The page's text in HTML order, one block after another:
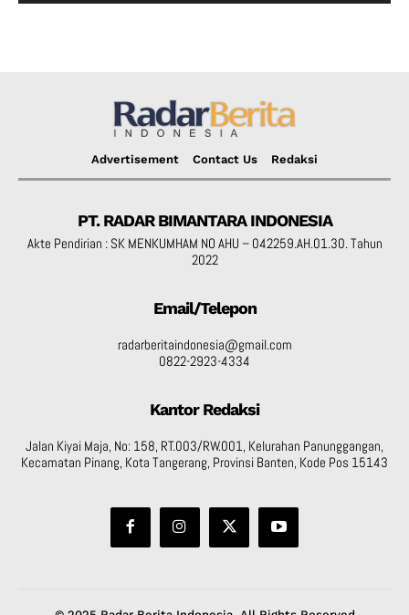
Advertisement Contact Us Redaksi
PT. RADAR BIMANTARA INDONESIA
Akte Pendirian : SK MENKUMHAM NO AHU – 042259.AH.01.30. Tahun
2022
Email/Telepon
radarberitaindonesia@gmail.com
0822-2923-4334
Kantor Redaksi
Jalan Kiyai Maja, No: 158, RT.003/RW.001, Kelurahan Panunggangan,
Kecamatan Pinang, Kota Tangerang, Provinsi Banten, Kode Pos 15143